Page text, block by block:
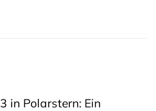
in Polarstern: Ein